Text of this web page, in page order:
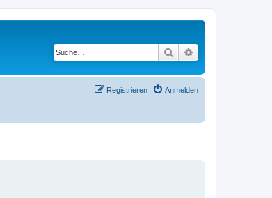
Suche
Anmelden
Registrieren